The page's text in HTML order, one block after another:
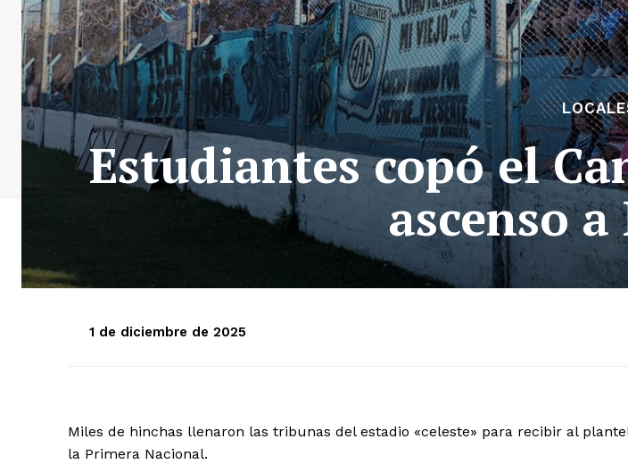
Estudiantes copó el
ascenso
1 de diciembre de 2025
Miles de hinchas llenaron las tribunas del estadio «celeste» para recibir al
la Primera Nacional.